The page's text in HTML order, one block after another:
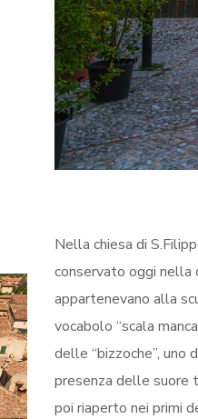
Nella chiesa di
conservato oggi nella
appartenevano alla
vocabolo “scala
delle “bizzoche”,
presenza delle suore
poi riaperto nei primi